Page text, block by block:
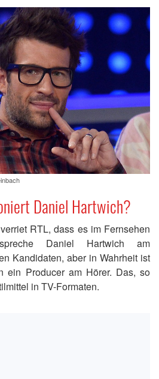
Daniel Hartwich?
RTL, dass es im Fernsehen
Daniel Hartwich am
Kandidaten, aber in Wahrheit ist
ein Producer am Hörer. Das, so
in TV-Formaten.